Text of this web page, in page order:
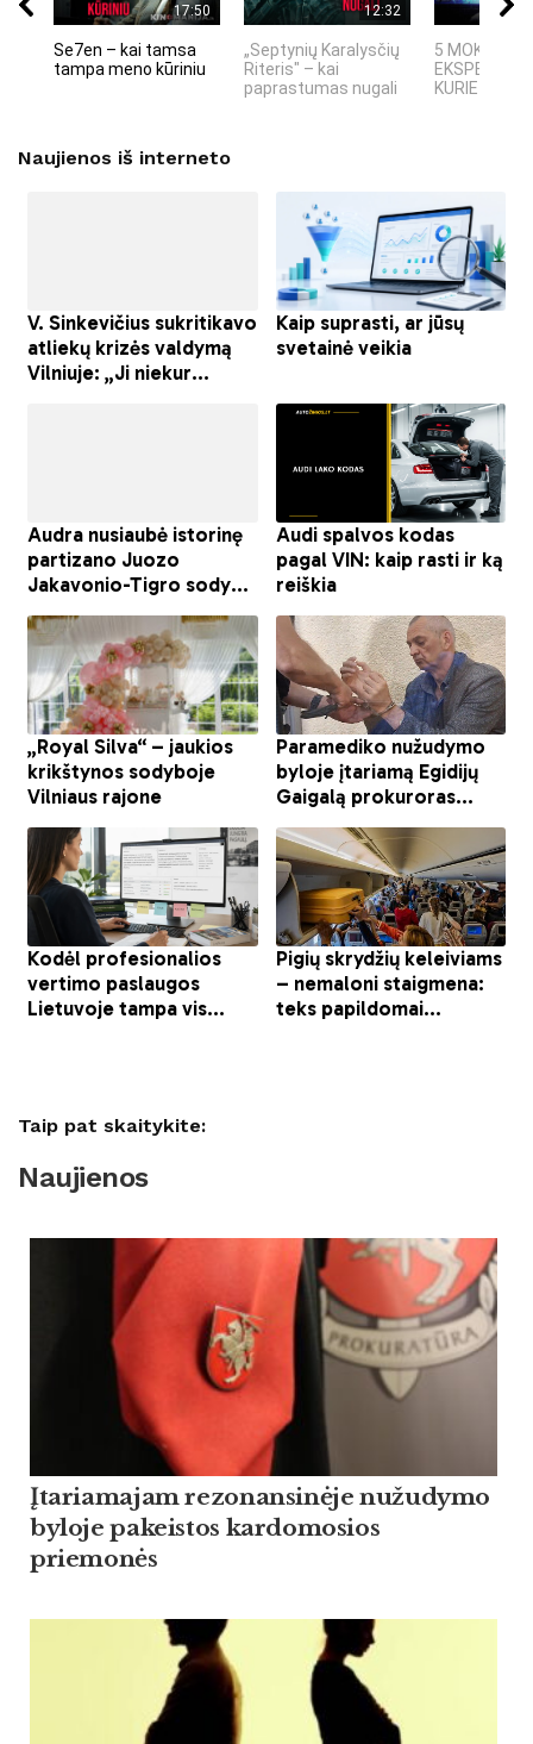
17:50
Se7en – kai tamsa
tampa meno kūriniu
12:32
„Septynių Karalysčių
Riteris" – kai
paprastumas nugali
5 MOKSLINIAI
KURIE
Naujienos iš interneto
Taip pat skaitykite:
Naujienos
Įtariamajam rezonansinėje nužudymo
byloje pakeistos kardomosios
priemonės